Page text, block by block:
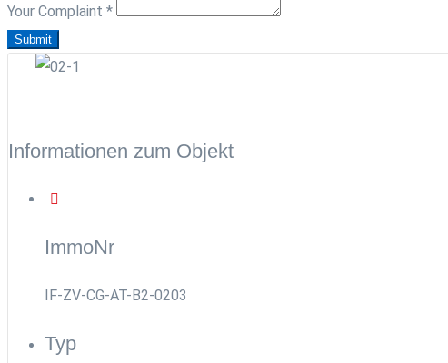
Your Complaint *
Submit
Informationen zum Objekt
ImmoNr
IF-ZV-CG-AT-B2-0203
Typ